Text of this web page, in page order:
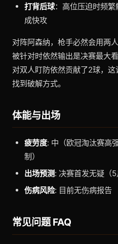
打背后球：高位压迫时频
成快攻
对阵阿森纳，枪手必然会用
被针对时依然输出是决赛最大
对双人盯防依然贡献了2球，
找到破解方式。
体能与出场
疲劳度: 中（欧冠淘汰赛高
制）
出场预测: 决赛首发无疑（5
伤病风险: 目前无伤病报告
常见问题 FAQ